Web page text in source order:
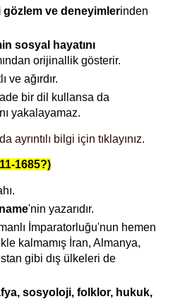
gözlem ve deneyimlerinden
sosyal hayatını
orijinallik gösterir.
ve ağırdır.
bir dil kullansa da
yakalayamaz.
ayrıntılı bilgi için tıklayınız.
1685?)
'nin yazarıdır.
İmparatorluğu'nun hemen
kalmamış İran, Almanya,
gibi dış ülkeleri de
sosyoloji, folklor, hukuk,